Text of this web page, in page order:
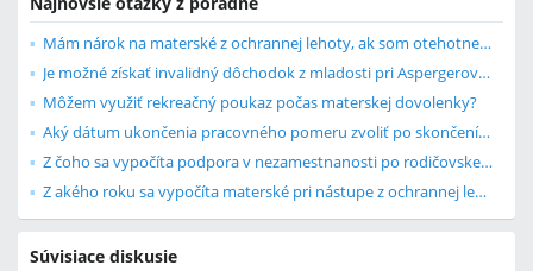
Mám nárok na materské z ochrannej lehoty, ak som otehotnela po skončení praco...
Je možné získať invalidný dôchodok z mladosti pri Aspergerovom syndróme?
Môžem využiť rekreačný poukaz počas materskej dovolenky?
Aký dátum ukončenia pracovného pomeru zvoliť po skončení rodičovskej dovolenky?
Z čoho sa vypočíta podpora v nezamestnanosti po rodičovskej dovolenke?
Z akého roku sa vypočíta materské pri nástupe z ochrannej lehoty?
Súvisiace diskusie